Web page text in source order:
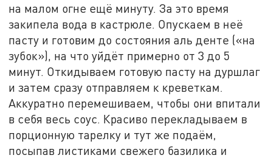
на малом огне ещё минуту. За это время
закипела вода в кастрюле. Опускаем в неё
пасту и готовим до состояния аль денте («на
зубок»), на что уйдёт примерно от 3 до 5
минут. Откидываем готовую пасту на дуршлаг
и затем сразу отправляем к креветкам.
Аккуратно перемешиваем, чтобы они впитали
в себя весь соус. Красиво перекладываем в
порционную тарелку и тут же подаём,
посыпав листиками свежего базилика и